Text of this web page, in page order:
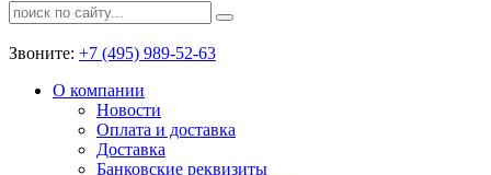
Звоните: +7 (495) 989-52-63
О компании
Новости
Оплата и доставка
Доставка
Банковские реквизиты